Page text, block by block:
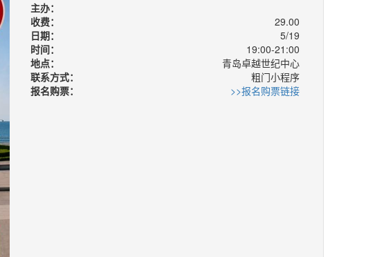
主办：
收费：
29.00
日期：
5/19
时间：
19:00-21:00
地点：
青岛卓越世纪中心
联系方式：
粗门小程序
报名购票：
>>报名购票链接